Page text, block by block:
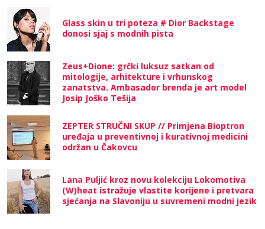
Glass skin u tri poteza # Dior Backstage
donosi sjaj s modnih pista
Zeus+Dione: grčki luksuz satkan od
mitologije, arhitekture i vrhunskog
zanatstva. Ambasador brenda je art model
Josip Joško Tešija
ZEPTER STRUČNI SKUP // Primjena Bioptron
uređaja u preventivnoj i kurativnoj medicini
održan u Čakovcu
Lana Puljić kroz novu kolekciju Lokomotiva
(W)heat istražuje vlastite korijene i pretvara
sjećanja na Slavoniju u suvremeni modni jezik